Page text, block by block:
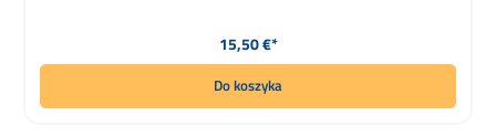
Cena regularna:
15,50 €*
Do koszyka